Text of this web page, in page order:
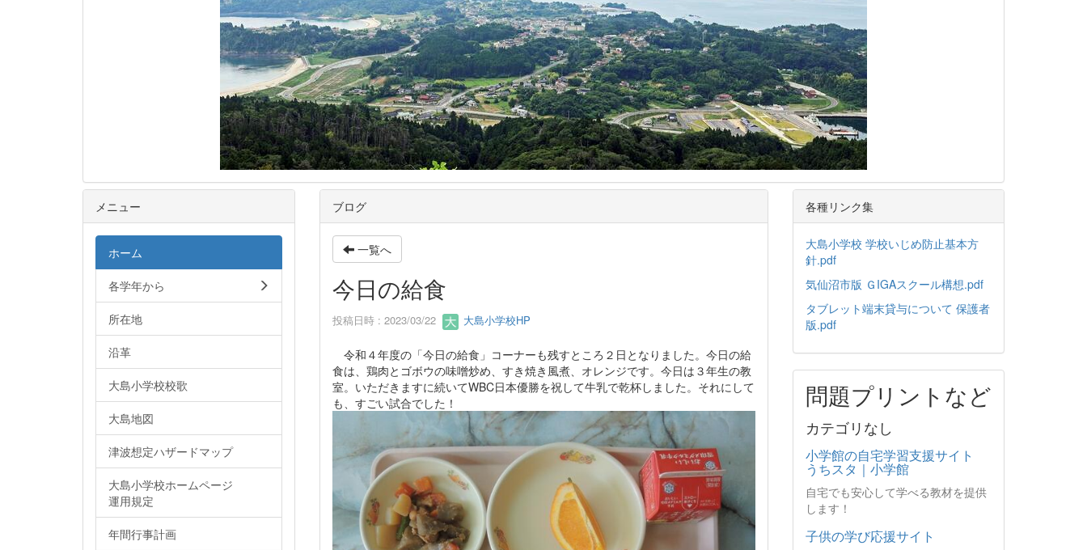
ブログ
一覧へ
今日の給食
投稿日時 : 2023/03/22 大島小学校HP
令和４年度の「今日の給食」コーナーも残すところ２日となりました。今日の給
食は、鶏肉とゴボウの味噌炒め、すき焼き風煮、オレンジです。今日は３年生の教
室。いただきますに続いてWBC日本優勝を祝して牛乳で乾杯しました。それにして
も、すごい試合でした！
メニュー
ホーム
各学年から
所在地
沿革
大島小学校校歌
大島地図
津波想定ハザードマップ
大島小学校ホームページ
運用規定
年間行事計画
各種リンク集
大島小学校 学校いじめ防止基本方
針.pdf
気仙沼市版 ＧIGAスクール構想.pdf
タブレット端末貸与について 保護者
版.pdf
問題プリントなど
カテゴリなし
小学館の自宅学習支援サイト
うちスタ｜小学館
自宅でも安心して学べる教材を提供
します！
子供の学び応援サイト